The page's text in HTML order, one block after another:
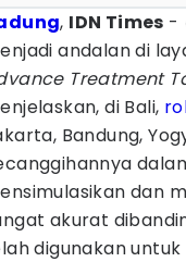
, IDN Times -
andalan di
Treatment
di Bali,
Bandung,
dan
akurat
digunakan